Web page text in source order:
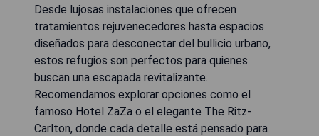
Desde lujosas instalaciones que ofrecen
tratamientos rejuvenecedores hasta espacios
diseñados para desconectar del bullicio urbano,
estos refugios son perfectos para quienes
buscan una escapada revitalizante.
Recomendamos explorar opciones como el
famoso Hotel ZaZa o el elegante The Ritz-
Carlton, donde cada detalle está pensado para